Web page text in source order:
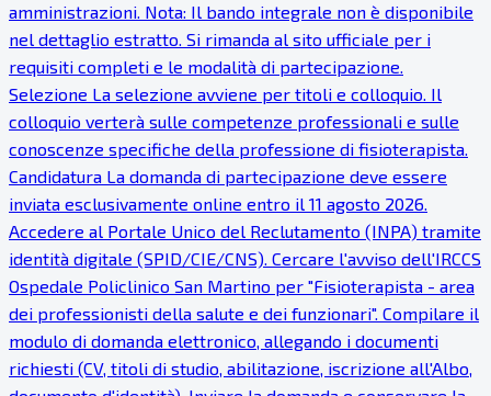
amministrazioni. Nota: Il bando integrale non è disponibile
nel dettaglio estratto. Si rimanda al sito ufficiale per i
requisiti completi e le modalità di partecipazione.
Selezione La selezione avviene per titoli e colloquio. Il
colloquio verterà sulle competenze professionali e sulle
conoscenze specifiche della professione di fisioterapista.
Candidatura La domanda di partecipazione deve essere
inviata esclusivamente online entro il 11 agosto 2026.
Accedere al Portale Unico del Reclutamento (INPA) tramite
identità digitale (SPID/CIE/CNS). Cercare l'avviso dell'IRCCS
Ospedale Policlinico San Martino per "Fisioterapista - area
dei professionisti della salute e dei funzionari". Compilare il
modulo di domanda elettronico, allegando i documenti
richiesti (CV, titoli di studio, abilitazione, iscrizione all'Albo,